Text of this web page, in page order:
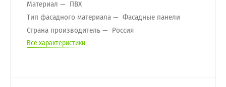
Материал
ПВХ
Тип фасадного материала
Фасадные панели
Страна производитель
Россия
Все характеристики